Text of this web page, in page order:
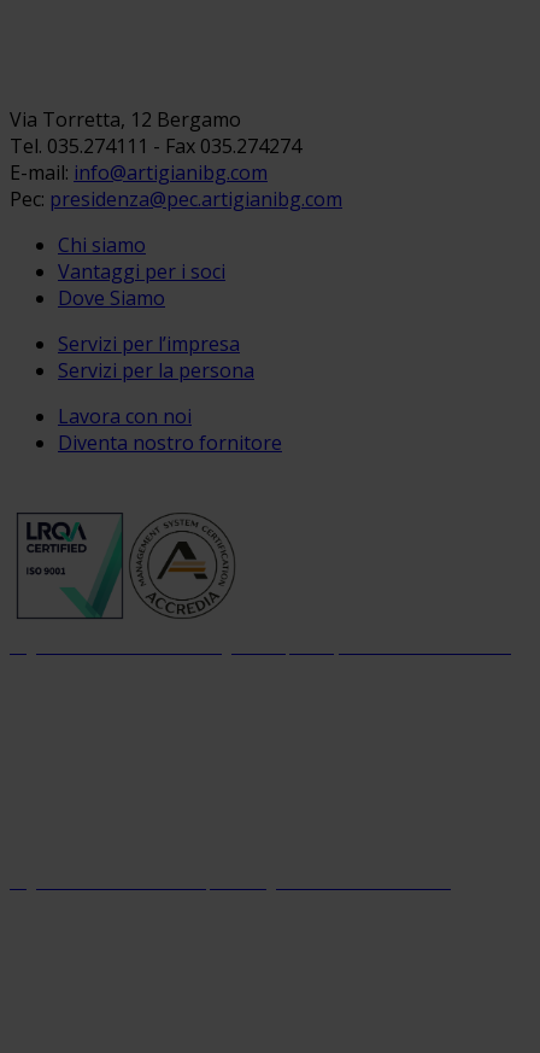
Via Torretta, 12 Bergamo
Tel. 035.274111 - Fax 035.274274
E-mail: info@artigianibg.com
Pec: presidenza@pec.artigianibg.com
Chi siamo
Vantaggi per i soci
Dove Siamo
Servizi per l’impresa
Servizi per la persona
Lavora con noi
Diventa nostro fornitore